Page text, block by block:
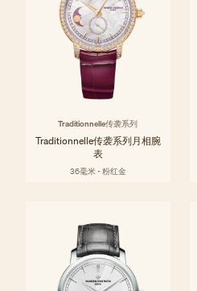
Traditionnelle传袭系列
Traditionnelle传袭系列月相腕
表
36毫米 - 粉红金